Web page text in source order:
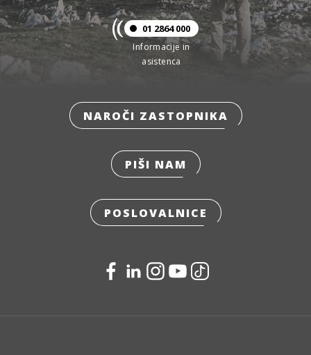
01 2864 000
Informacije in
asistenca
NAROČI ZASTOPNIKA
PIŠI NAM
POSLOVALNICE